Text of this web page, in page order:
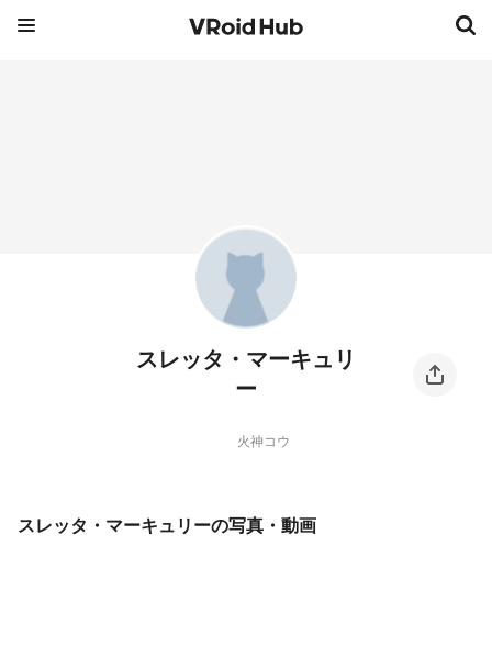
スレッタ・マーキュリ
ー
火神コウ
スレッタ・マーキュリーの写真・動画